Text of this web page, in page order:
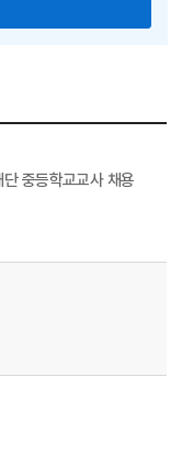
중등학교교사 채용